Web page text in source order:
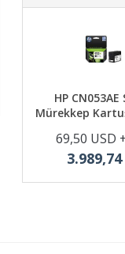
HP CN053AE
Mürekkep
69,50 USD